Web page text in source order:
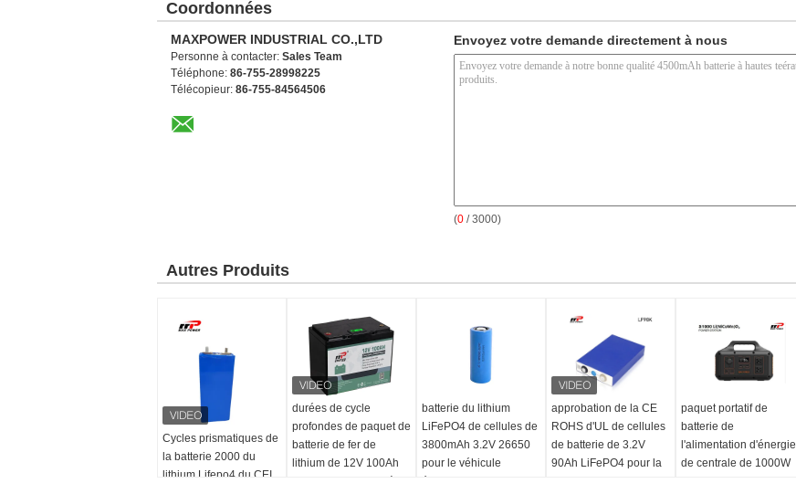
Coordonnées
MAXPOWER INDUSTRIAL CO.,LTD
Personne à contacter: Sales Team
Téléphone: 86-755-28998225
Télécopieur: 86-755-84564506
Envoyez votre demande directement à nous
(0 / 3000)
Autres Produits
Cycles prismatiques de
la batterie 2000 du
lithium Lifepo4 du CEI
durées de cycle
profondes de paquet de
batterie de fer de
lithium de 12V 100Ah
batterie du lithium
LiFePO4 de cellules de
3800mAh 3.2V 26650
pour le véhicule
approbation de la CE
ROHS d'UL de cellules
de batterie de 3.2V
90Ah LiFePO4 pour la
paquet portatif de
batterie de
l'alimentation d'énergie
de centrale de 1000W